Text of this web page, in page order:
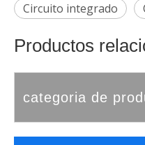
Circuito integrado
Productos
categoria de